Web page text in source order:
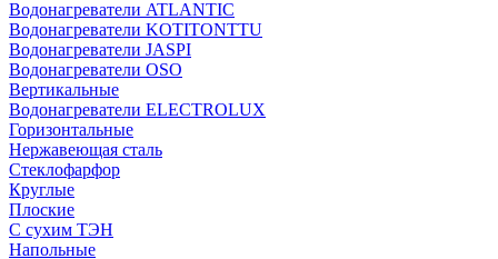
Водонагреватели ATLANTIC
Водонагреватели KOTITONTTU
Водонагреватели JASPI
Водонагреватели OSO
Вертикальные
Водонагреватели ELECTROLUX
Горизонтальные
Нержавеющая сталь
Стеклофарфор
Круглые
Плоские
С сухим ТЭН
Напольные